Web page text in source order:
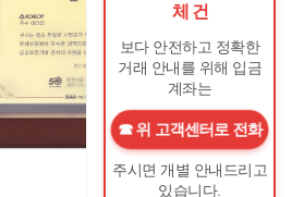
체 건
보다 안전하고 정확한
거래 안내를 위해 입금
계좌는
위 고객센터로 전화
주시면 개별 안내드리고
있습니다.